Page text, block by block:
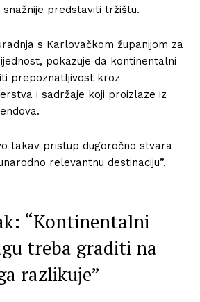
predstaviti tržištu.
s Karlovačkom županijom za
pokazuje da kontinentalni
prepoznatljivost kroz
i sadržaje koji proizlaze iz
takav pristup dugoročno stvara
relevantnu destinaciju”,
“Kontinentalni
treba graditi na
razlikuje”